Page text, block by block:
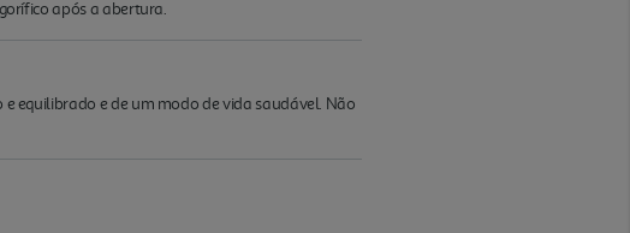
após a abertura.
equilibrado e de um modo de vida saudável. Não